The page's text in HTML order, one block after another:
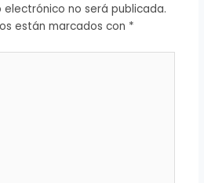
electrónico no será publicada.
están marcados con *